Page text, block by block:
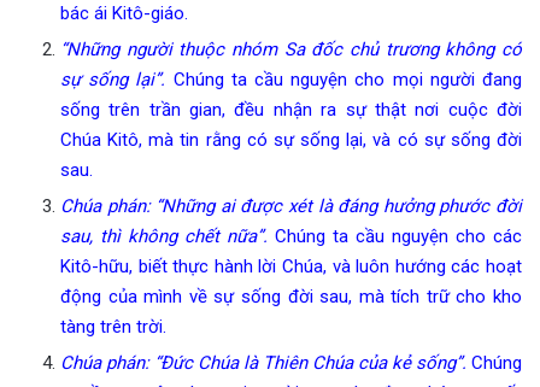
bác ái Kitô-giáo.
“Những người thuộc nhóm Sa đốc chủ trương không có
sự sống lại”. Chúng ta cầu nguyện cho mọi người đang
sống trên trần gian, đều nhận ra sự thật nơi cuộc đời
Chúa Kitô, mà tin rằng có sự sống lại, và có sự sống đời
sau.
Chúa phán: “Những ai được xét là đáng hưởng phước đời
sau, thì không chết nữa”. Chúng ta cầu nguyện cho các
Kitô-hữu, biết thực hành lời Chúa, và luôn hướng các hoạt
động của mình về sự sống đời sau, mà tích trữ cho kho
tàng trên trời.
Chúa phán: “Đức Chúa là Thiên Chúa của kẻ sống”. Chúng